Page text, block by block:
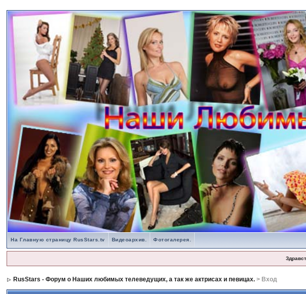
На Главную страницу RusStars.tv Видеоархив. Фотогалерея.
RusStars - Форум о Наших любимых телеведущих, а так же актрисах и певицах. > Вход